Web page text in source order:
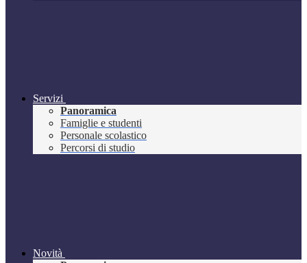
Servizi
Panoramica
Famiglie e studenti
Personale scolastico
Percorsi di studio
Novità